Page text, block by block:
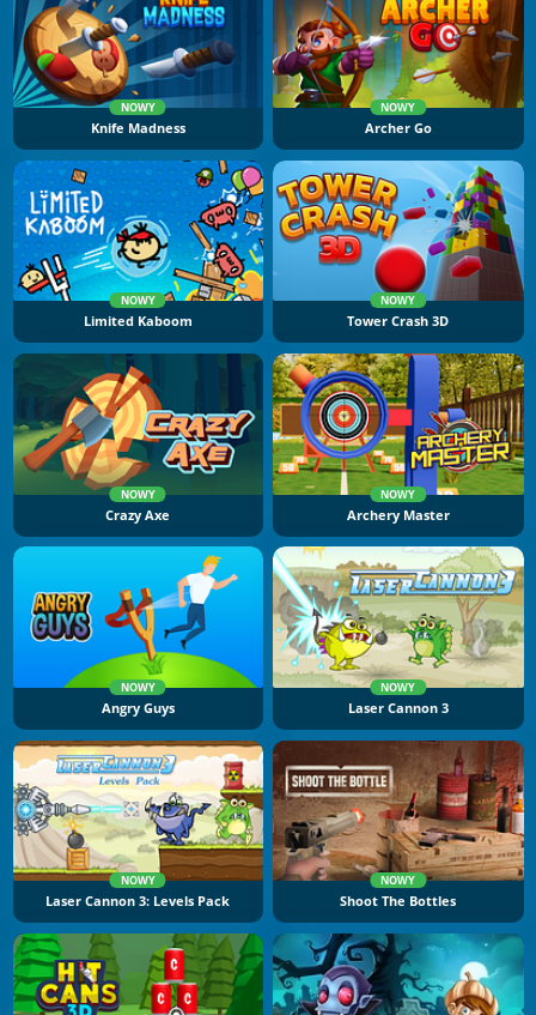
NOWY
Knife Madness
NOWY
Archer Go
NOWY
Limited Kaboom
NOWY
Tower Crash 3D
NOWY
Crazy Axe
NOWY
Archery Master
NOWY
Angry Guys
NOWY
Laser Cannon 3
NOWY
Laser Cannon 3: Levels Pack
NOWY
Shoot The Bottles